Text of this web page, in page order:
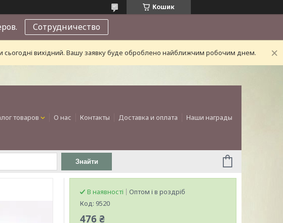
Кошик
Сотрудничество
сьогодні вихідний. Вашу заявку буде оброблено найближчим робочим днем.
товаров О нас Контакты Доставка и оплата Наши награды
Знайти
В наявності
Оптом і в роздріб
Код: 9520
476 ₴